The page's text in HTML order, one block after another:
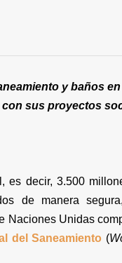
y baños
sus proyectos
decir, 3.500
de manera
Naciones Unidas
del Saneamiento (